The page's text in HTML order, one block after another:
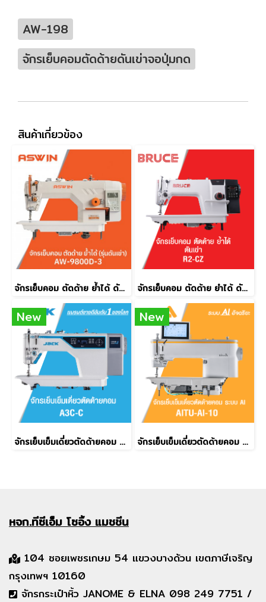
AW-198
จักรเย็บคอมตัดด้ายดันเข่าจอปุ่มกด
สินค้าเกี่ยวข้อง
จักรเย็บคอม ตัดด้าย ย้ำได้ ดันเข่า ASWIN รุ่น AW-9800D-3 จักรเย็บคอม ตัดด้าย ยำได้ ดันเข่า BRUCE รุ่น R2-CZ
New
จักรเย็บเข็มเดี่ยวตัดด้ายคอม JACK รุ่น A3C-C
New
จักรเย็บเข็มเดี่ยวตัดด้ายคอม ระบบ AI AITU รุ่น AI-10
หจก.ทีซีเอ็มโซอิ้ง แมชชีน
104 ซอยเพชรเกษม 54 แขวงบางด้วน เขตภาษีเจริญ
กรุงเทพฯ 10160
จักรกระเป๋าหิ้ว JANOME & ELNA 098 249 7751 /